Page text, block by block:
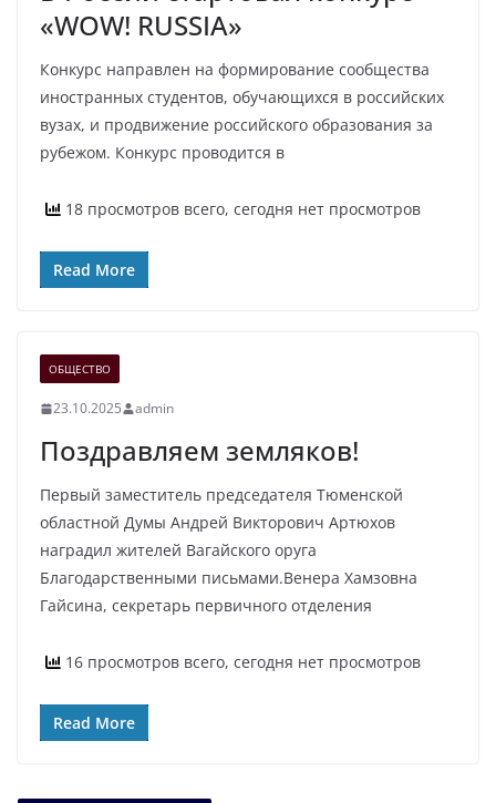
«WOW! RUSSIA»
Конкурс направлен на формирование сообщества
иностранных студентов, обучающихся в российских
вузах, и продвижение российского образования за
рубежом. Конкурс проводится в
18 просмотров всего, сегодня нет просмотров
Read More
ОБЩЕСТВО
23.10.2025 admin
Поздравляем земляков!
Первый заместитель председателя Тюменской
областной Думы Андрей Викторович Артюхов
наградил жителей Вагайского оруга
Благодарственными письмами.Венера Хамзовна
Гайсина, секретарь первичного отделения
16 просмотров всего, сегодня нет просмотров
Read More